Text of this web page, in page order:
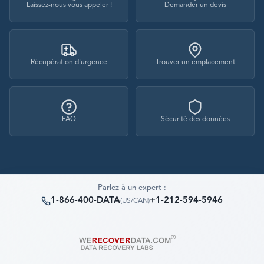
Laissez-nous vous appeler ! Demander un devis
Récupération d'urgence Trouver un emplacement
FAQ Sécurité des données
Parlez à un expert :
1-866-400-DATA(US/CAN)+1-212-594-5946